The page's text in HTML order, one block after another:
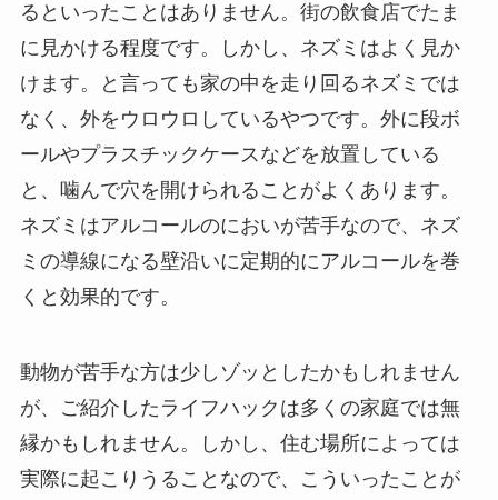
るといったことはありません。街の飲食店でたま
に見かける程度です。しかし、ネズミはよく見か
けます。と言っても家の中を走り回るネズミでは
なく、外をウロウロしているやつです。外に段ボ
ールやプラスチックケースなどを放置している
と、噛んで穴を開けられることがよくあります。
ネズミはアルコールのにおいが苦手なので、ネズ
ミの導線になる壁沿いに定期的にアルコールを巻
くと効果的です。
動物が苦手な方は少しゾッとしたかもしれません
が、ご紹介したライフハックは多くの家庭では無
縁かもしれません。しかし、住む場所によっては
実際に起こりうることなので、こういったことが